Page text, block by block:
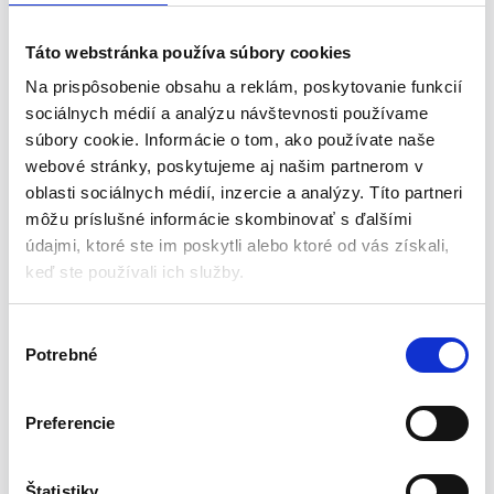
Táto webstránka používa súbory cookies
Na prispôsobenie obsahu a reklám, poskytovanie funkcií
sociálnych médií a analýzu návštevnosti používame
súbory cookie. Informácie o tom, ako používate naše
webové stránky, poskytujeme aj našim partnerom v
oblasti sociálnych médií, inzercie a analýzy. Títo partneri
môžu príslušné informácie skombinovať s ďalšími
údajmi, ktoré ste im poskytli alebo ktoré od vás získali,
keď ste používali ich služby.
Potrebné
Preferencie
pravého palca používateľa
doraz hĺbky 8 stupňov, doraz hĺbky s plynulým nastavením
(rozsah 0-55 mm) a gombíky na presné nastavenie hĺbky s
presnosťou 0,1 mm
Router Graphite 59G717 má aretáciu vretena a blokovanie
hĺbky frézovania
Stabilná, hliníková noha s plastovým viečkom zaisťuje ľahké
vedenie zariadenia po materiáli
Vedenia frézovacieho motora sú zapustené do hliníkového
tela s objímkami, ktoré sú podrobené špeciálnej povrchovej
presnosťou pri zapichovaní
plastovým krytom na ochranu pred poškriabaním a
mechanizmom umožňujúcim presné nastavenie polohy
Ergonomické držadlá s protišmykovým povrchom pre lepšiu